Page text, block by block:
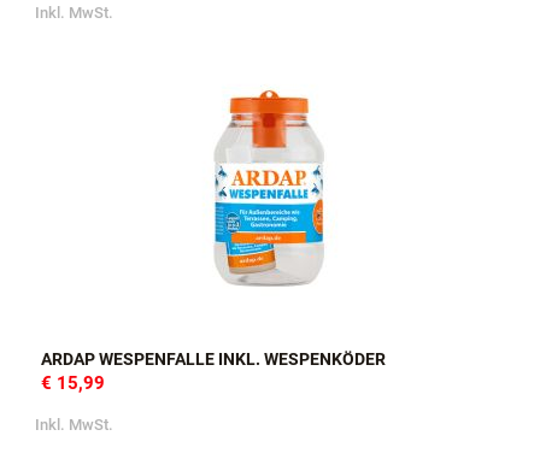
Inkl. MwSt.
ARDAP WESPENFALLE INKL. WESPENKÖDER
€ 15,99
Inkl. MwSt.